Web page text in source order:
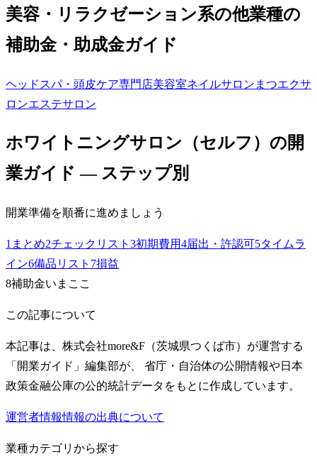
美容・リラクゼーション系の他業種の
補助金・助成金ガイド
ヘッドスパ・頭皮ケア専門店美容室ネイルサロン まつエクサ
ロンエステサロン
ホワイトニングサロン（セルフ） の開
業ガイド — ステップ別
開業準備を順番に進めましょう
1 まとめ2チェックリスト 3初期費用4届出・許認可5タイムラ
イン6備品リスト 7損益
8補助金いまここ
この記事について
本記事は、株式会社more&F（茨城県つくば市）が運営する
「開業ガイド」編集部が、 省庁・自治体の公開情報や日本
政策金融公庫の公的統計データをもとに作成しています。
運営者情報情報の出典について
業種カテゴリから探す